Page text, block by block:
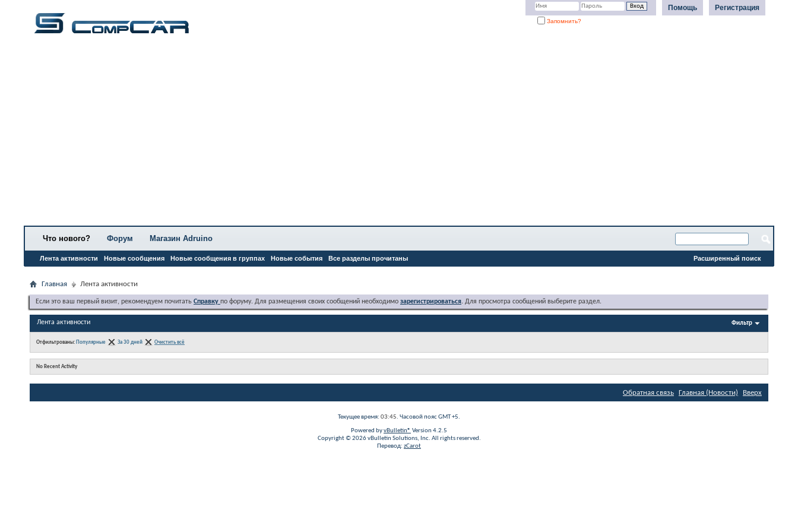
Регистрация
Помощь
Запомнить?
Что нового?
Лента активности Новые сообщения Новые сообщения в группах Новые события Все разделы прочитаны
Форум Магазин Adruino
Расширенный поиск
Главная Лента активности
Если это ваш первый визит, рекомендуем почитать Справку по форуму. Для размещения своих сообщений необходимо зарегистрироваться. Для просмотра сообщений выберите раздел.
Лента активности Фильтр
Отфильтрованы: Популярные За 30 дней Очистить всё
No Recent Activity
Обратная связь Главная (Новости) Вверх
Текущее время: 03:45. Часовой пояс GMT +5.
Powered byvBulletin® Version 4.2.5
Copyright © 2026 vBulletin Solutions, Inc. All rights reserved.
Перевод: zCarot